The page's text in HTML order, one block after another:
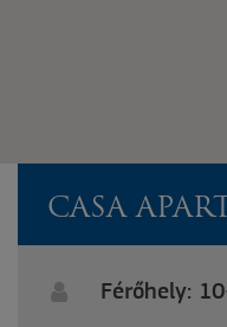
CASA
Férőhely: